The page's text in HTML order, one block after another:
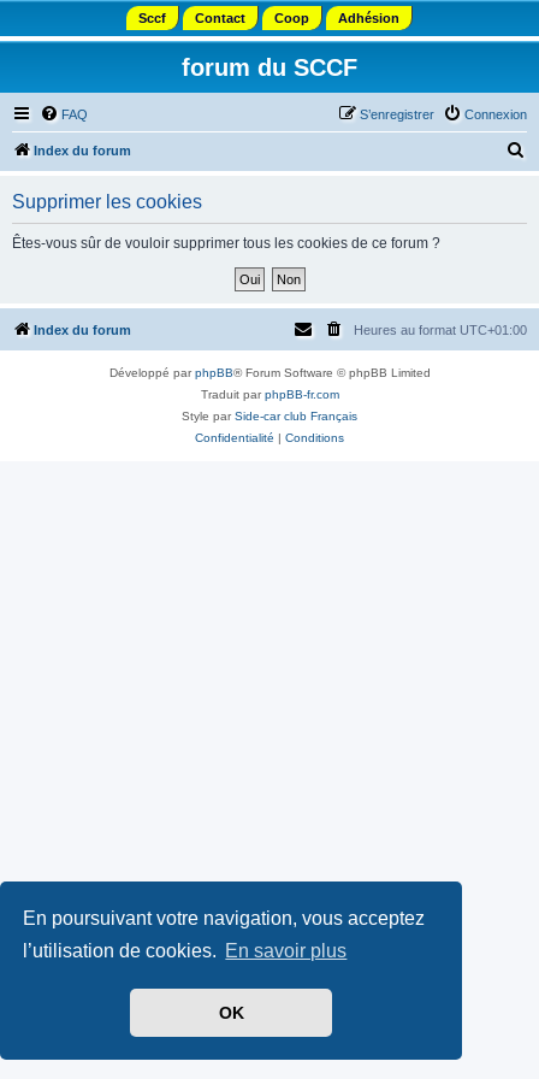
En poursuivant votre navigation, vous acceptez
l’utilisation de cookies. En savoir plus
OK
Sccf Contact Coop Adhésion
forum du SCCF
FAQ Connexion
S’enregistrer
Index du forum
h
Supprimer les cookies
Êtes-vous sûr de vouloir supprimer tous les cookies de ce forum ?
Index du forum Heures au format UTC+01:00
Développé parphpBB® Forum Software © phpBB Limited
Traduit parphpBB-fr.com
Style parSide-car club Français
Confidentialité | Conditions